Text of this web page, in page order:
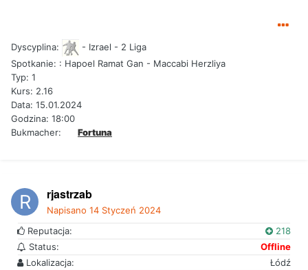
Dyscyplina:
- Izrael - 2 Liga
Spotkanie: : Hapoel Ramat Gan - Maccabi Herzliya
Typ: 1
Kurs: 2.16
Data: 15.01.2024
Godzina: 18:00
Bukmacher:
Fortuna
rjastrzab
Napisano 14 Styczeń 2024
Reputacja:
218
Status:
Offline
Lokalizacja:
Łódź